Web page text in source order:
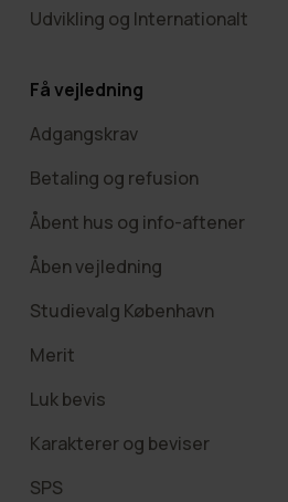
Udvikling og Internationalt
Få vejledning
Adgangskrav
Betaling og refusion
Åbent hus og info-aftener
Åben vejledning
Studievalg København
Merit
Luk bevis
Karakterer og beviser
SPS